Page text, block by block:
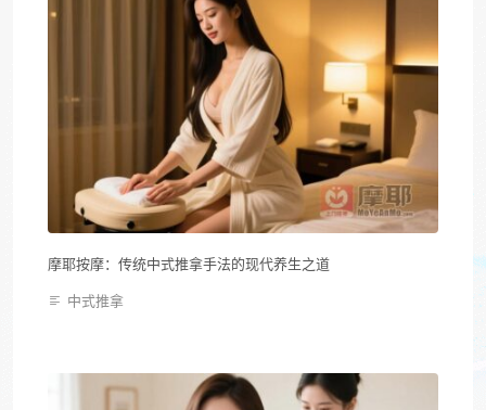
摩耶按摩：传统中式推拿手法的现代养生之道
中式推拿